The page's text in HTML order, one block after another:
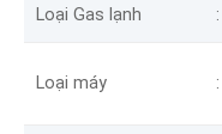
Loại Gas lạnh
Loại máy